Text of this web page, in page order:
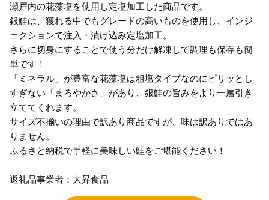
瀬戸内の花藻塩を使用し定塩加工した商品です。
銀鮭は、獲れる中でもグレードの高いものを使用し、インジ
ェクションで注入・漬け込み定塩加工。
さらに切身にすることで使う分だけ解凍して調理も保存も簡
単です！
「ミネラル」が豊富な花藻塩は粗塩タイプなのにピリッとし
すぎない「まろやかさ」があり、銀鮭の旨みをより一層引き
立ててくれます。
サイズ不揃いの理由で訳あり商品ですが、味は訳ありではあ
りません。
ふるさと納税で手軽に美味しい鮭をご堪能ください！
返礼品事業者：大昇食品